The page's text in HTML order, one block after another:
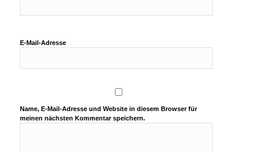
E-Mail-Adresse
Name, E-Mail-Adresse und Website in diesem Browser für
meinen nächsten Kommentar speichern.